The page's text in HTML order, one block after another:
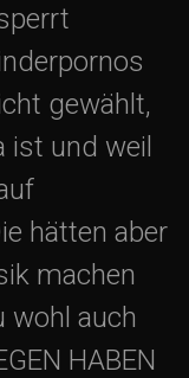
gewählt,
ist und weil
hätten aber
machen
wohl auch
HABEN